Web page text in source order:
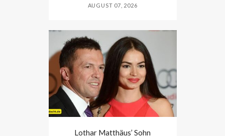
AUGUST 07, 2026
Lothar Matthäus’ Sohn